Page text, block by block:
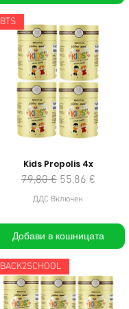
BTS
Kids Propolis 4x
Редовна цена
79,80 € Продажна цена
55,86 €
ДДС Включен
Добави в кошницата
BACK2SCHOOL